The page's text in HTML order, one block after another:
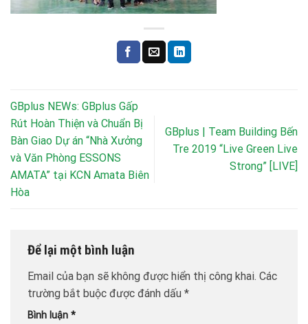
GBplus NEWs: GBplus Gấp
Rút Hoàn Thiện và Chuẩn Bị
Bàn Giao Dự án “Nhà Xưởng
và Văn Phòng ESSONS
AMATA” tại KCN Amata Biên
Hòa
GBplus | Team Building Bến
Tre 2019 “Live Green Live
Strong” [LIVE]
Để lại một bình luận
Email của bạn sẽ không được hiển thị công khai. Các
trường bắt buộc được đánh dấu *
Bình luận *